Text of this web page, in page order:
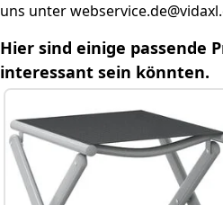
Weitere hilfreiche Fragen
Relevante Kategorielinks
uns unter
Hier sind einige passende
interessant sein könnten.